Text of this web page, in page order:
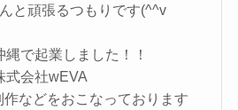
と頑張るつもりです(^^v
縄で起業しました！！
式会社wEVA
などをおこなっております